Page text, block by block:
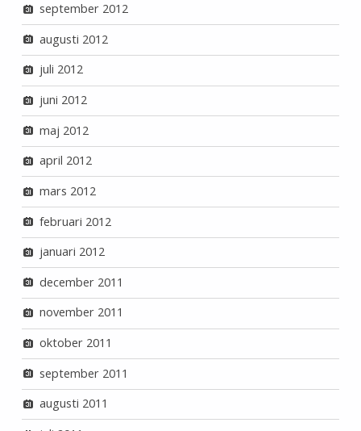
september 2012
augusti 2012
juli 2012
juni 2012
maj 2012
april 2012
mars 2012
februari 2012
januari 2012
december 2011
november 2011
oktober 2011
september 2011
augusti 2011